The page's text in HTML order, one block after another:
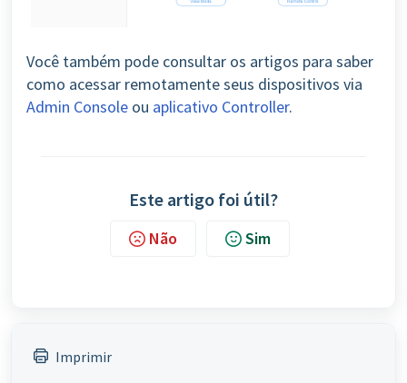
Você também pode consultar os artigos para saber
como acessar remotamente seus dispositivos via
Admin Console ou aplicativo Controller.
Este artigo foi útil?
Não Sim
Imprimir